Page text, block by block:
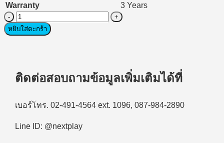
Warranty
3 Years
จำนวน
Monitor
Gaming
เกม
LM25-
24.5"
หยิบใส่ตะกร้า
ติดต่อสอบถามข้อมูลเพิ่มเติมได้ที่
เบอร์โทร. 02-491-4564 ext. 1096, 087-984-2890
Line ID: @nextplay